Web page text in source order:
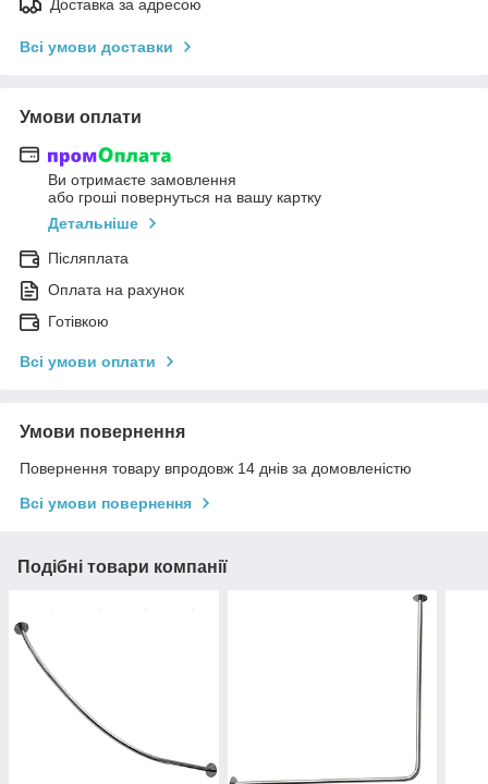
Доставка за адресою
Всі умови доставки
Умови оплати
Ви отримаєте замовлення
або гроші повернуться на вашу картку
Детальніше
Післяплата
Оплата на рахунок
Готівкою
Всі умови оплати
Умови повернення
Повернення товару впродовж 14 днів за домовленістю
Всі умови повернення
Подібні товари компанії